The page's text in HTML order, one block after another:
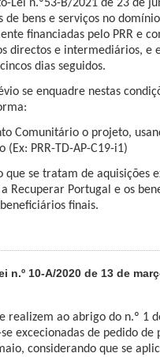
Lei n.º53-B/2021 de 23 de
bens e serviços no
financiadas pelo PRR e
directos e intermediários, e
dias seguidos.
se enquadre nestas
Comunitário o projeto,
PRR-TD-AP-C19-i1)
se tratam de aquisições
Recuperar Portugal e os
finais.
n.º 10-A/2020 de 13 de
realizem ao abrigo do n.º 1
excecionadas de pedido
considerando que se